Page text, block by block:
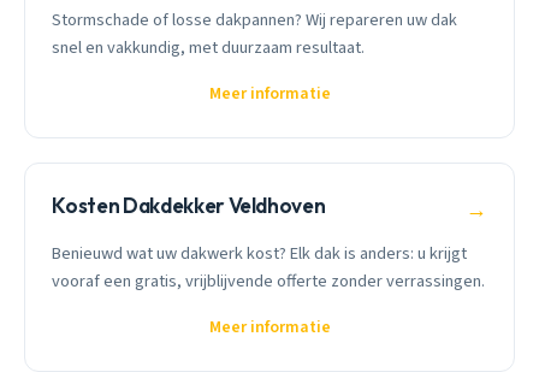
Stormschade of losse dakpannen? Wij repareren uw dak
snel en vakkundig, met duurzaam resultaat.
Meer informatie
Kosten Dakdekker Veldhoven →
Benieuwd wat uw dakwerk kost? Elk dak is anders: u krijgt
vooraf een gratis, vrijblijvende offerte zonder verrassingen.
Meer informatie